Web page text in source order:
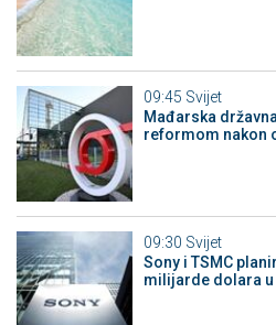
09:45 Svijet
Mađarska
reformom nakon
09:30 Svijet
Sony i TSMC
milijarde dolara